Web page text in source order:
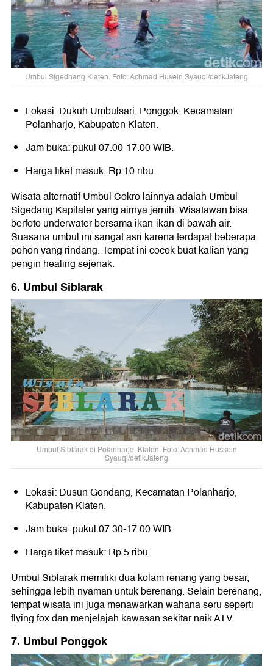
Umbul Sigedhang Klaten. Foto: Achmad Husein Syauqi/detikJateng
Lokasi: Dukuh Umbulsari, Ponggok, Kecamatan
Polanharjo, Kabupaten Klaten.
Jam buka: pukul 07.00-17.00 WIB.
Harga tiket masuk: Rp 10 ribu.
Wisata alternatif Umbul Cokro lainnya adalah Umbul
Sigedang Kapilaler yang airnya jernih. Wisatawan bisa
berfoto underwater bersama ikan-ikan di bawah air.
Suasana umbul ini sangat asri karena terdapat beberapa
pohon yang rindang. Tempat ini cocok buat kalian yang
pengin healing sejenak.
6. Umbul Siblarak
Umbul Siblarak di Polanharjo, Klaten. Foto: Achmad Hussein
Syauqi/detikJateng
Lokasi: Dusun Gondang, Kecamatan Polanharjo,
Kabupaten Klaten.
Jam buka: pukul 07.30-17.00 WIB.
Harga tiket masuk: Rp 5 ribu.
Umbul Siblarak memiliki dua kolam renang yang besar,
sehingga lebih nyaman untuk berenang. Selain berenang,
tempat wisata ini juga menawarkan wahana seru seperti
flying fox dan menjelajah kawasan sekitar naik ATV.
7. Umbul Ponggok